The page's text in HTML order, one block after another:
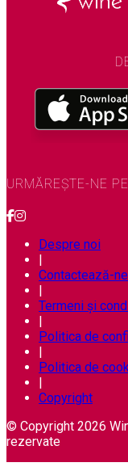
URMĂREȘTE-NE PE
Despre noi
|
Contactează-ne
|
Termeni și
|
Politica de
|
Politica de
|
Copyright
© Copyright 2026
rezervate